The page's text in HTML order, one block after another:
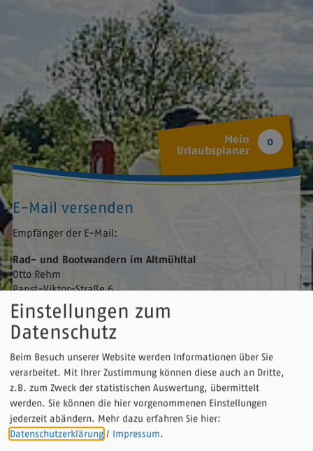
Mein
Urlaubsplaner
0
E-Mail versenden
Empfänger der E-Mail:
Rad- und Bootwandern im Altmühltal
Otto Rehm
Papst-Viktor-Straße 6
91795
Dollnstein
Vorname
Nachname
Einstellungen zum
Datenschutz
Beim Besuch unserer Website werden Informationen über Sie
verarbeitet. Mit Ihrer Zustimmung können diese auch an Dritte,
z.B. zum Zweck der statistischen Auswertung, übermittelt
werden. Sie können die hier vorgenommenen Einstellungen
jederzeit abändern. Mehr dazu erfahren Sie hier:
Datenschutzerklärung / Impressum.